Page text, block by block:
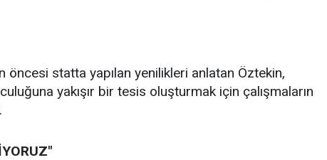
öncesi statta yapılan yenilikleri anlatan Öztekin,
yakışır bir tesis oluşturmak için çalışmaların